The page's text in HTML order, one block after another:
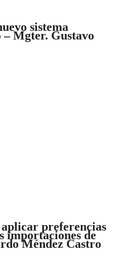
sistema
– Mgter. Gustavo
preferencias
importaciones de
Méndez Castro